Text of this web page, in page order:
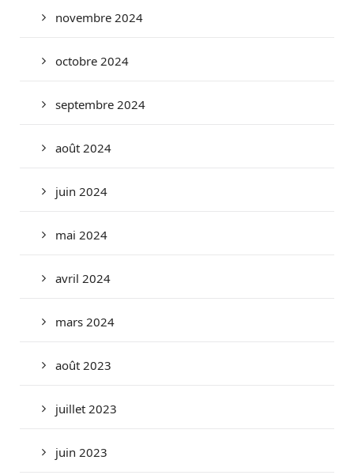
novembre 2024
octobre 2024
septembre 2024
août 2024
juin 2024
mai 2024
avril 2024
mars 2024
août 2023
juillet 2023
juin 2023